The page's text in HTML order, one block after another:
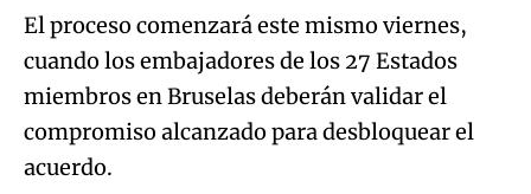
El proceso comenzará este mismo viernes,
cuando los embajadores de los 27 Estados
miembros en Bruselas deberán validar el
compromiso alcanzado para desbloquear el
acuerdo.